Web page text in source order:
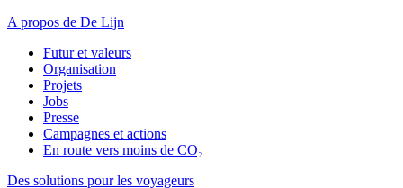
A propos de De Lijn
Futur et valeurs
Organisation
Projets
Jobs
Presse
Campagnes et actions
En route vers moins de CO₂
Des solutions pour les voyageurs